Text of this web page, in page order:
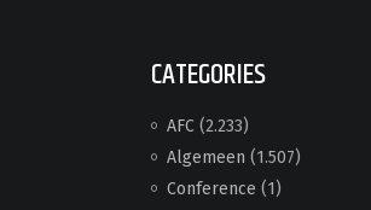
CATEGORIES
AFC(2.233)
Algemeen (1.507)
Conference (1)